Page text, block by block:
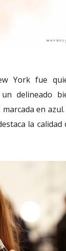
York fue
delineado
en azul.
la calidad